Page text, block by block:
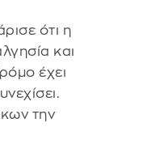
ότι η
και
έχει
την